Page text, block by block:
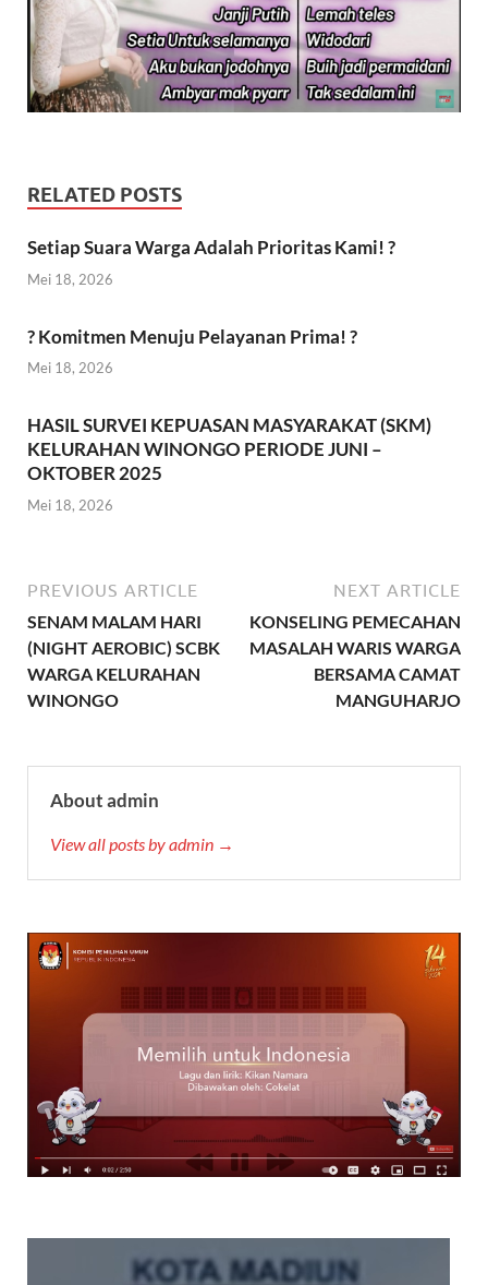
RELATED POSTS
Setiap Suara Warga Adalah Prioritas Kami! ?
Mei 18, 2026
? Komitmen Menuju Pelayanan Prima! ?
Mei 18, 2026
HASIL SURVEI KEPUASAN MASYARAKAT (SKM)
KELURAHAN WINONGO PERIODE JUNI –
OKTOBER 2025
Mei 18, 2026
PREVIOUS ARTICLE
SENAM MALAM HARI
(NIGHT AEROBIC) SCBK
WARGA KELURAHAN
WINONGO
NEXT ARTICLE
KONSELING PEMECAHAN
MASALAH WARIS WARGA
BERSAMA CAMAT
MANGUHARJO
About admin
View all posts by admin →